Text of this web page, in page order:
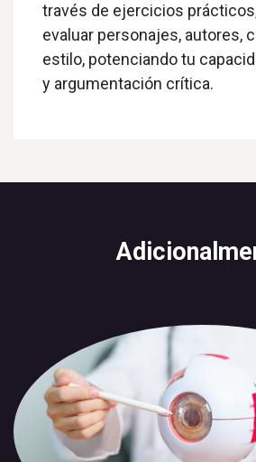
través de ejercicios
evaluar personajes, autores,
estilo, potenciando tu
y argumentación crítica.